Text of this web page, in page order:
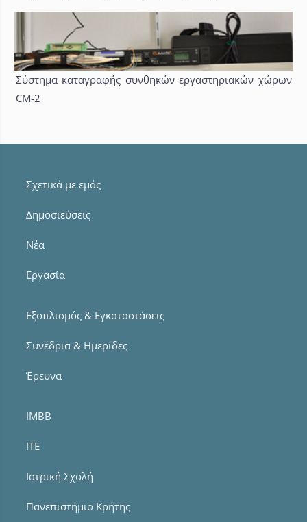
Σύστημα καταγραφής συνθηκών εργαστηριακών χώρων
CM-2
Σχετικά με εμάς
Δημοσιεύσεις
Νέα
Εργασία
Εξοπλισμός & Εγκαταστάσεις
Συνέδρια & Ημερίδες
Έρευνα
IMBB
ITE
Ιατρική Σχολή
Πανεπιστήμιο Κρήτης